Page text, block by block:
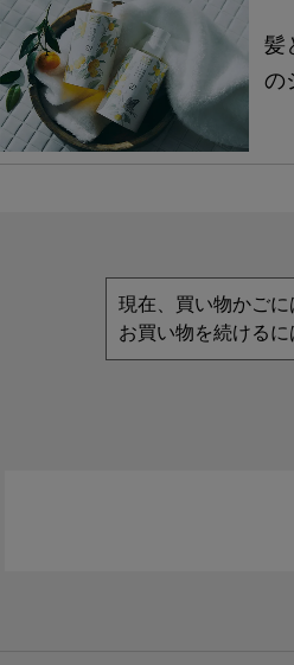
髪
の
現在、買い物かごに
お買い物を続ける